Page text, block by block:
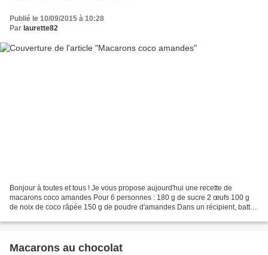
Publié le 10/09/2015 à 10:28
Par laurette82
Bonjour à toutes et tous ! Je vous propose aujourd'hui une recette de
macarons coco amandes Pour 6 personnes : 180 g de sucre 2 œufs 100 g
de noix de coco râpée 150 g de poudre d'amandes Dans un récipient, battre
Macarons au chocolat